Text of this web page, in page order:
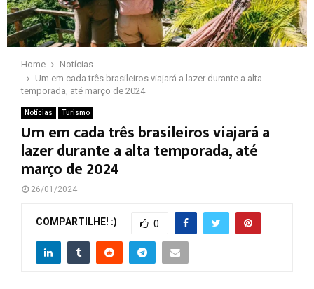
Home
Notícias
Um em cada três brasileiros viajará a lazer durante a alta
temporada, até março de 2024
Notícias Turismo
Um em cada três brasileiros viajará a
lazer durante a alta temporada, até
março de 2024
26/01/2024
COMPARTILHE! :) 0